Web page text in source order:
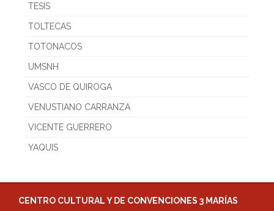
TESIS
TOLTECAS
TOTONACOS
UMSNH
VASCO DE QUIROGA
VENUSTIANO CARRANZA
VICENTE GUERRERO
YAQUIS
CENTRO CULTURAL Y DE CONVENCIONES 3 MARÍAS